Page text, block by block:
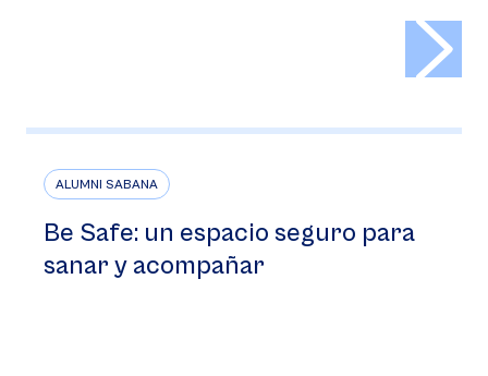
ALUMNI SABANA
Be Safe: un espacio seguro para
sanar y acompañar